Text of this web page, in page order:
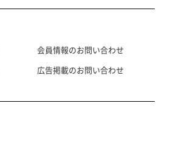
会員情報のお問い合わせ
広告掲載のお問い合わせ